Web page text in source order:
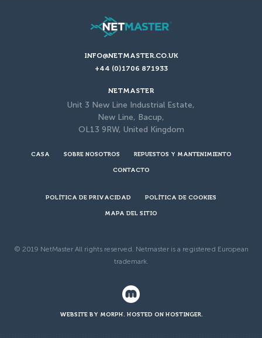
INFO@NETMASTER.CO.UK
+44 (0)1706 871933
NETMASTER
Unit 3 New Line Industrial Estate,
New Line, Bacup,
OL13 9RW, United Kingdom
CASA SOBRE NOSOTROS REPUESTOS Y MANTENIMIENTO
CONTACTO
POLÍTICA DE PRIVACIDAD POLÍTICA DE COOKIES
MAPA DEL SITIO
© 2019 NetMaster All rights reserved. Netmaster is a registered European
trademark.
WEBSITE BY MORPH. HOSTED ON HOSTINGER.